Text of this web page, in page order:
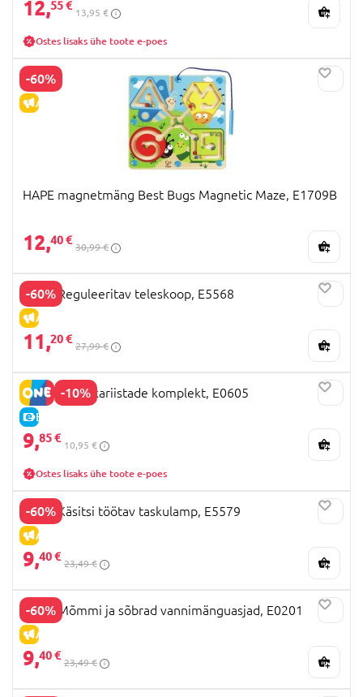
12,55 €
13,95 €
Ostes lisaks ühe toote e-poes
-60%
ALLAHINDLUS
HAPE magnetmäng Best Bugs Magnetic Maze, E1709B
12,40 €
30,99 €
-60%
ALLAHINDLUS
HAPE Reguleeritav teleskoop, E5568
11,20 €
27,99 €
-10%
E-HIND
HAPE muusikariistade komplekt, E0605
9,85 €
10,95 €
Ostes lisaks ühe toote e-poes
-60%
ALLAHINDLUS
HAPE Käsitsi töötav taskulamp, E5579
9,40 €
23,49 €
-60%
ALLAHINDLUS
HAPE Mõmmi ja sõbrad vannimänguasjad, E0201
9,40 €
23,49 €